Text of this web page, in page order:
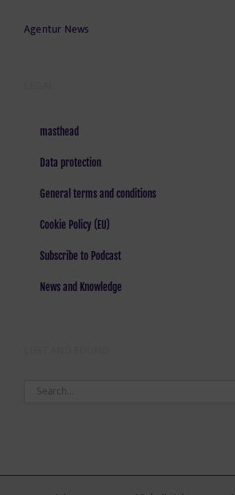
Agentur News
masthead
Data protection
General terms and conditions
Cookie Policy (EU)
Subscribe to Podcast
News and Knowledge
Search